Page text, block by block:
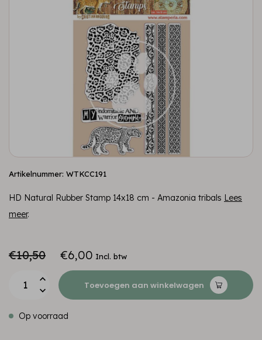
Artikelnummer: WTKCC191
HD Natural Rubber Stamp 14x18 cm - Amazonia tribals Lees
meer.
€10,50 €6,00 Incl. btw
Toevoegen aan winkelwagen
Op voorraad